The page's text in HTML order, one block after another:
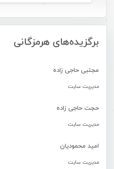
برگزیده‌های هرمزگانی
مجتبی حاجی زاده
مدیریت سایت
حجت حاجی زاده
مدیریت سایت
امید محمودیان
مدیریت سایت